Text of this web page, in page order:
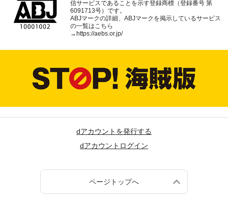
信サービスであることを示す登録商標（登録番号 第
6091713号）です。
ABJマークの詳細、ABJマークを掲示しているサービス
の一覧はこちら
→ https://aebs.or.jp/
dアカウントを発行する
dアカウントログイン
ページトップへ